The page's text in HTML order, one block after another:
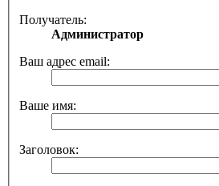
Получатель:
Администратор
Ваш адрес email:
Ваше имя:
Заголовок: